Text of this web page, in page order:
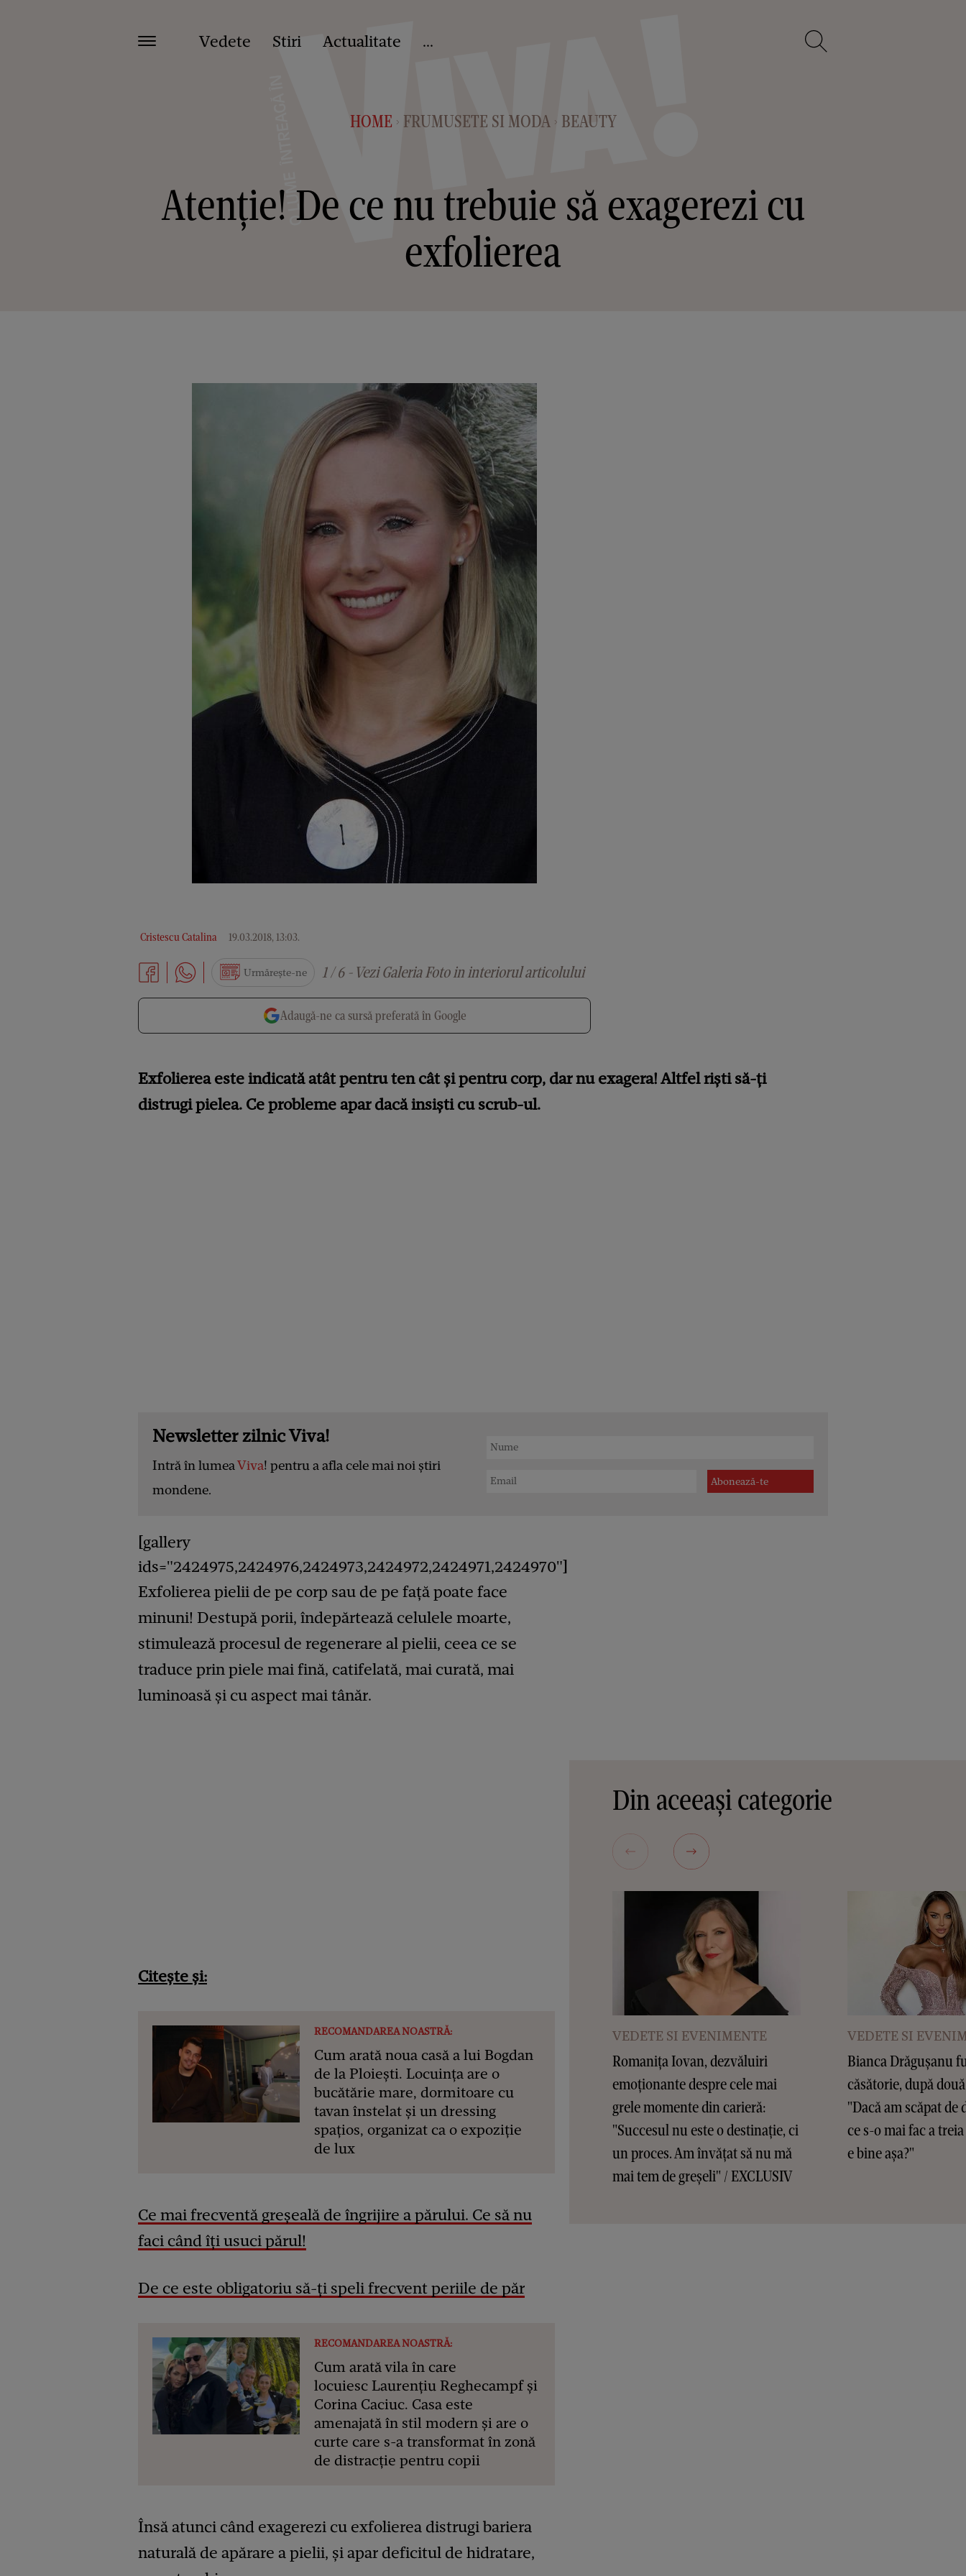
Vedete Stiri Actualitate ...
HOME > FRUMUSETE SI MODA > BEAUTY
Atenție! De ce nu trebuie să exagerezi cu
exfolierea
Cristescu Catalina 19.03.2018, 13:03.
Urmărește-ne 1 / 6 - Vezi Galeria Foto in interiorul articolului
Adaugă-ne ca sursă preferată în Google
Exfolierea este indicată atât pentru ten cât și pentru corp, dar nu exagera! Altfel riști să-ți
distrugi pielea. Ce probleme apar dacă insiști cu scrub-ul.
Newsletter zilnic Viva!
Intră în lumeaViva! pentru a afla cele mai noi știri
mondene.
[gallery
ids="2424975,2424976,2424973,2424972,2424971,2424970"]
Exfolierea pielii de pe corp sau de pe față poate face
minuni! Destupă porii, îndepărtează celulele moarte,
stimulează procesul de regenerare al pielii, ceea ce se
traduce prin piele mai fină, catifelată, mai curată, mai
luminoasă și cu aspect mai tânăr.
Citește și:
RECOMANDAREA NOASTRĂ:
Cum arată noua casă a lui Bogdan
de la Ploiești. Locuința are o
bucătărie mare, dormitoare cu
tavan înstelat și un dressing
spațios, organizat ca o expoziție
de lux
Ce mai frecventă greșeală de îngrijire a părului. Ce să nu
faci când îți usuci părul!
De ce este obligatoriu să-ți speli frecvent periile de păr
RECOMANDAREA NOASTRĂ:
Cum arată vila în care
locuiesc Laurențiu Reghecampf și
Corina Caciuc. Casa este
amenajată în stil modern și are o
curte care s-a transformat în zonă
de distracție pentru copii
Însă atunci când exagerezi cu exfolierea distrugi bariera
naturală de apărare a pielii, și apar deficitul de hidratare,
Din aceeași categorie
VEDETE SI EVENIMENTE
Romanița Iovan, dezvăluiri
emoționante despre cele mai
grele momente din carieră:
"Succesul nu este o destinație, ci
un proces. Am învățat să nu mă
mai tem de greșeli" / EXCLUSIV
VEDETE SI
Bianca Drăgușanu
căsătorie, după
"Dacă am scăpat de
ce s-o mai fac a
e bine așa?"